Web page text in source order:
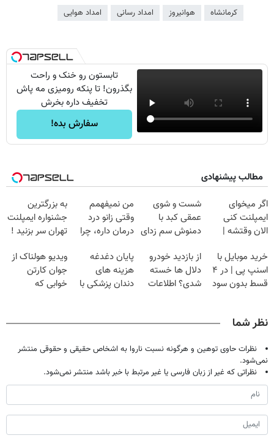
کرمانشاه هوانیروز امداد رسانی امداد هوایی
تابستون رو خنک و راحت
بگذرون! تا پنکه رومیزی مه پاش
تخفیف داره بخرش
سفارش بده!
مطالب پیشنهادی
اگر میخوای
ایمپلنت کنی
الان وقتشه |
میلیون تومان!!!
شست و شوی
عمقی کبد با
دمنوش سم زدای
من نمیفهمم
وقتی زانو درد
درمان داره، چرا
تحمل میکنی؟❗
به بزرگترین
جشنواره ایمپلنت
تهران سر بزنید !
میلیون !
خرید موبایل با
اسنپ پی | در ۴
قسط بدون سود
از بازدید خودرو
دلال ها خسته
شدی؟ اطلاعات
پایان دغدغه
هزینه های
دندان پزشکی با
ویدیو هولناک از
جوان کارتن
خوابی که
نظر شما
نظرات حاوی توهین و هرگونه نسبت ناروا به اشخاص حقیقی و حقوقی منتشر
نمی‌شود.
نظراتی که غیر از زبان فارسی یا غیر مرتبط با خبر باشد منتشر نمی‌شود.